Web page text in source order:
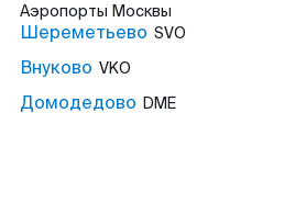
Аэропорты Москвы
Шереметьево SVO
Внуково VKO
Домодедово DME